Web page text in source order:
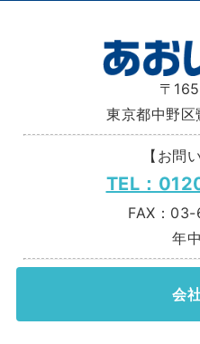
〒
東京都中野
【お問
TEL：
FAX：
年
会